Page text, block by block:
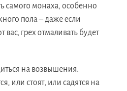
самого монаха, особенно
пола – даже если
вас, грех отмаливать будет
на возвышения.
или стоят, или садятся на